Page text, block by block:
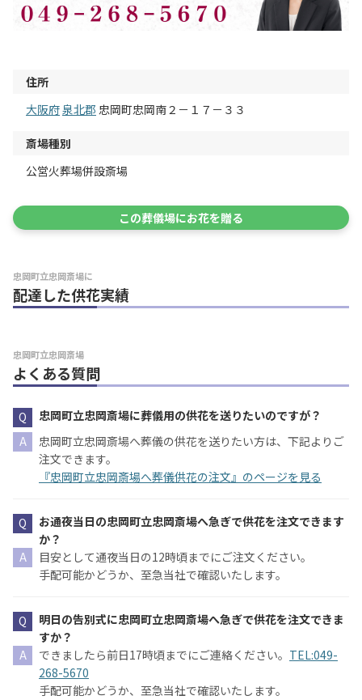
住所
大阪府泉北郡 忠岡町忠岡南２－１７－３３
斎場種別
公営火葬場併設斎場
この葬儀場にお花を贈る
忠岡町立忠岡斎場に
配達した供花実績
忠岡町立忠岡斎場
よくある質問
忠岡町立忠岡斎場に葬儀用の供花を送りたいのですが？
忠岡町立忠岡斎場へ葬儀の供花を送りたい方は、下記よりご
注文できます。
『忠岡町立忠岡斎場へ葬儀供花の注文』のページを見る
お通夜当日の忠岡町立忠岡斎場へ急ぎで供花を注文できます
か？
目安として通夜当日の12時頃までにご注文ください。
手配可能かどうか、至急当社で確認いたします。
明日の告別式に忠岡町立忠岡斎場へ急ぎで供花を注文できま
すか？
できましたら前日17時頃までにご連絡ください。 TEL:049-
268-5670
手配可能かどうか、至急当社で確認いたします。